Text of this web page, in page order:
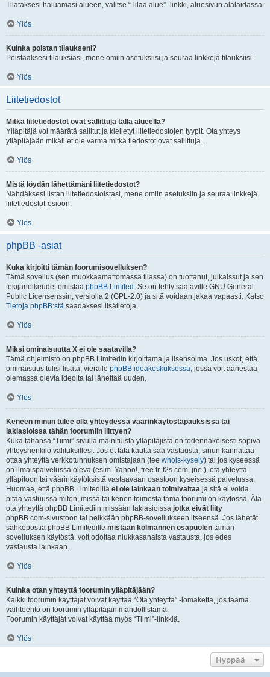
Tilataksesi haluamasi alueen, valitse “Tilaa alue” -linkki, aluesivun alalaidassa.
Ylös
Kuinka poistan tilaukseni?
Poistaaksesi tilauksiasi, mene omiin asetuksiisi ja seuraa linkkejä tilauksiisi.
Ylös
Liitetiedostot
Mitkä liitetiedostot ovat sallittuja tällä alueella?
Ylläpitäjä voi määrätä sallitut ja kielletyt liitetiedostojen tyypit. Ota yhteys
ylläpitäjään mikäli et ole varma mitkä tiedostot ovat sallittuja..
Ylös
Mistä löydän lähettämäni liitetiedostot?
Nähdäksesi listan liitetiedostoistasi, mene omiin asetuksiin ja seuraa linkkejä
liitetiedostot-osioon.
Ylös
phpBB -asiat
Kuka kirjoitti tämän foorumisovelluksen?
Tämä sovellus (sen muokkaamattomassa tilassa) on tuottanut, julkaissut ja sen
tekijänoikeudet omistaa phpBB Limited . Se on tehty saataville GNU General
Public Licensenssin, versiolla 2 (GPL-2.0) ja sitä voidaan jakaa vapaasti. Katso
Tietoja phpBB:stä saadaksesi lisätietoja.
Ylös
Miksi ominaisuutta X ei ole saatavilla?
Tämä ohjelmisto on phpBB Limitedin kirjoittama ja lisensoima. Jos uskot, että
ominaisuus tulisi lisätä, vieraile phpBB ideakeskuksessa, jossa voit äänestää
olemassa olevia ideoita tai lähettää uuden.
Ylös
Keneen minun tulee olla yhteydessä väärinkäytöstapauksissa tai
lakiasioissa tähän foorumiin liittyen?
Kuka tahansa “Tiimi”-sivulla mainituista ylläpitäjistä on todennäköisesti sopiva
yhteyshenkilö valituksillesi. Jos et tätä kautta saa vastausta, sinun kannattaa
ottaa yhteyttä verkkotunnuksen omistajaan (tee whois-kysely) tai jos kyseessä
on ilmaispalvelussa oleva (esim. Yahoo!, free.fr, f2s.com, jne.), ota yhteyttä
ylläpitoon tai väärinkäytöksistä vastaavaan osastoon kyseisessä palvelussa.
Huomaa, että phpBB Limitedillä ei ole lainkaan toimivaltaa ja sitä ei voida
pitää vastuussa miten, missä tai kenen toimesta tämä foorumi on käytössä. Älä
ota yhteyttä phpBB Limitediin missään lakiasioissa jotka eivät liity
phpBB.com-sivustoon tai pelkkään phpBB-sovellukseen itseensä. Jos lähetät
sähköpostia phpBB Limitedille mistään kolmannen osapuolen tämän
sovelluksen käytöstä, voit odottaa niukkasanaista vastausta, jos edes
vastausta lainkaan.
Ylös
Kuinka otan yhteyttä foorumin ylläpitäjään?
Kaikki foorumin käyttäjät voivat käyttää “Ota yhteyttä” -lomaketta, jos täämä
vaihtoehto on foorumin ylläpitäjän mahdollistama.
Foorumin käyttäjät voivat käyttää myös “Tiimi”-linkkiä.
Ylös
Hyppää